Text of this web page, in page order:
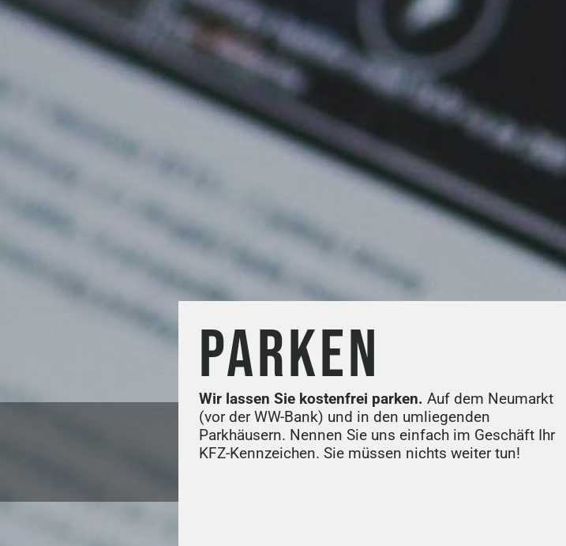
NEWS
PARKEN
Wir lassen Sie kostenfrei parken.Auf dem Neumarkt
(vor der WW-Bank) und in den umliegenden
Parkhäusern. Nennen Sie uns einfach im Geschäft Ihr
KFZ-Kennzeichen. Sie müssen nichts weiter tun!